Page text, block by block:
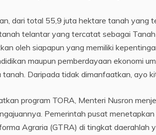
dari total 55,9 juta hektare tanah
telantar yang tercatat sebagai
oleh siapapun yang memiliki
maupun pemberdayaan ekonomi
tanah. Daripada tidak dimanfaatkan, ayo
program TORA, Menteri Nusron
Pemerintah pusat
Agraria (GTRA) di tingkat